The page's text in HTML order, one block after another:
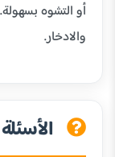
أو التشوه
والادخار.